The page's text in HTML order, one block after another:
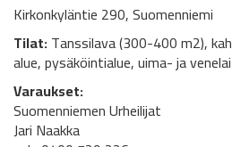
Kirkonkyläntie 290, Suomenniemi
Tilat:Tanssilava (300-400 m2),
alue, pysäköintialue, uima- ja
Varaukset:
Suomenniemen Urheilijat
Jari Naakka